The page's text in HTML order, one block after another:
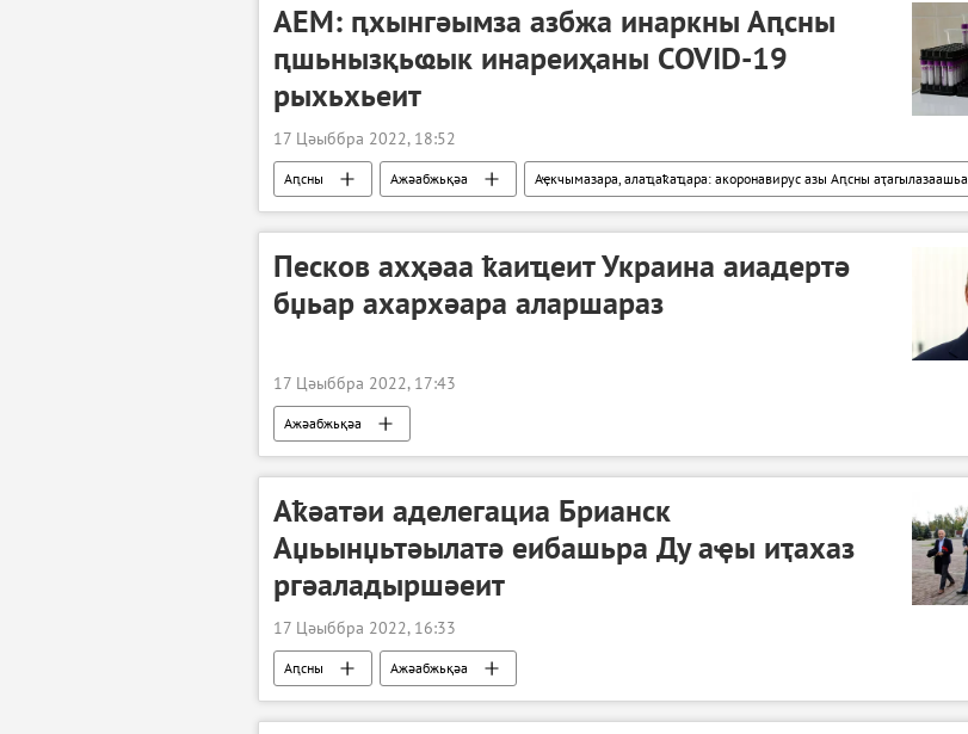
АЕМ: ԥхынгәымза азбжа инаркны Аԥсны
ԥшьнызқьҩык инареиҳаны COVID-19
рыхьхьеит
17 Цәыббра 2022, 18:52
Аԥсны Ажәабжьқәа
Аҿкчымазара, алаҵаҟаҵара: акоронавирус азы Аԥсны аҭагылазаашьа
Ауаажәларра
Песков ахҳәаа ҟаиҵеит Украина аиадертә
бџьар ахархәара аларшараз
17 Цәыббра 2022, 17:43
Ажәабжьқәа
Аҟәатәи аделегациа Брианск
Аџьынџьтәылатә еибашьра Ду аҿы иҭахаз
ргәаладыршәеит
17 Цәыббра 2022, 16:33
Аԥсны Ажәабжьқәа